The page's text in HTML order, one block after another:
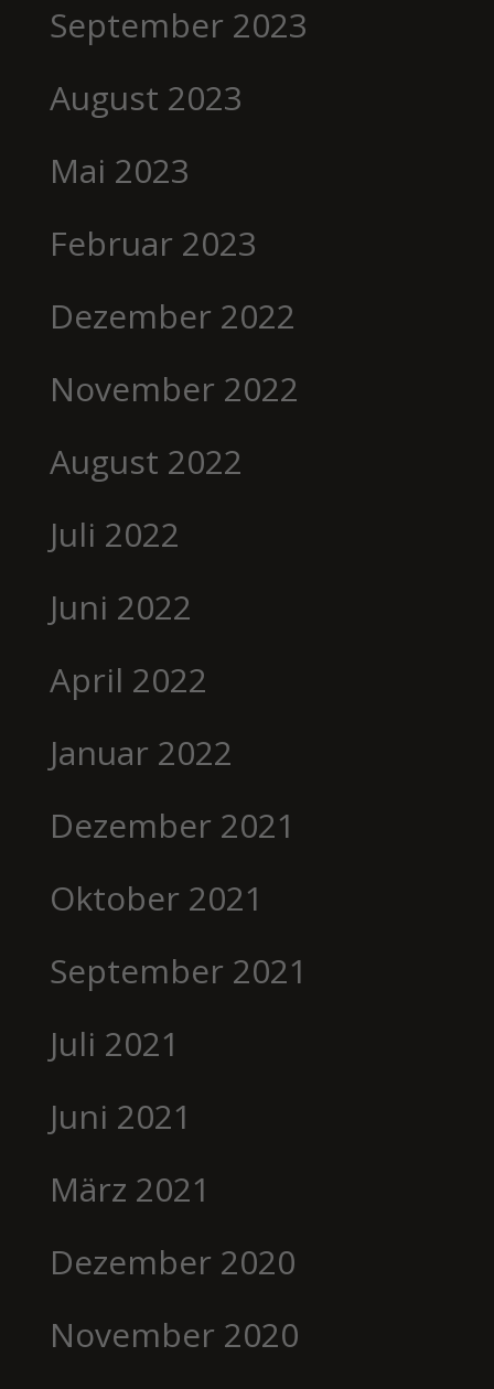
September 2023
August 2023
Mai 2023
Februar 2023
Dezember 2022
November 2022
August 2022
Juli 2022
Juni 2022
April 2022
Januar 2022
Dezember 2021
Oktober 2021
September 2021
Juli 2021
Juni 2021
März 2021
Dezember 2020
November 2020